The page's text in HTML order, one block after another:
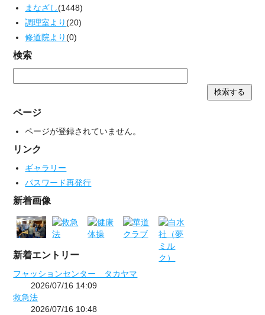
まなざし(1448)
調理室より(20)
修道院より(0)
検索
ページ
ページが登録されていません。
リンク
ギャラリー
パスワード再発行
新着画像
新着エントリー
フャッションセンター タカヤマ
2026/07/16 14:09
救急法
2026/07/16 10:48